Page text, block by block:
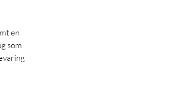
en
som